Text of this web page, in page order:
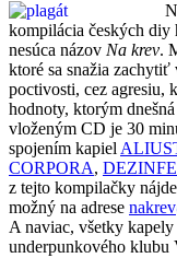
kompilácia českých diy
nesúca názov Na krev.
ktoré sa snažia
poctivosti, cez agresiu,
hodnoty, ktorým
vloženým CD je 30
spojením kapiel
CORPORA,
z tejto kompilačky
možný na adrese
A naviac, všetky
underpunkového klubu